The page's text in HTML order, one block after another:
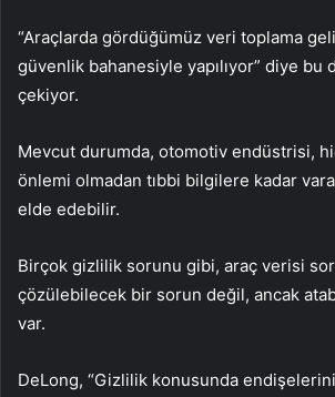
“Araçlarda gördüğümüz veri toplama
güvenlik bahanesiyle yapılıyor” diye bu
çekiyor.
Mevcut durumda, otomotiv endüstrisi,
önlemi olmadan tıbbi bilgilere kadar
elde edebilir.
Birçok gizlilik sorunu gibi, araç verisi
çözülebilecek bir sorun değil, ancak
var.
DeLong, “Gizlilik konusunda